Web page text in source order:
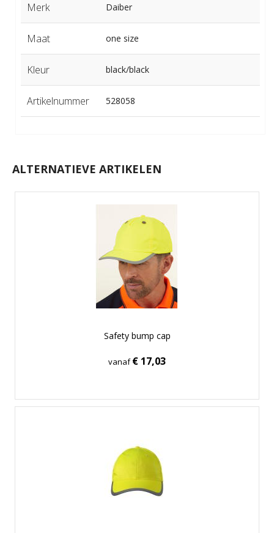
Merk Daiber
Maat one size
Kleur black/black
Artikelnummer 528058
ALTERNATIEVE ARTIKELEN
Safety bump cap
vanaf€ 17,03